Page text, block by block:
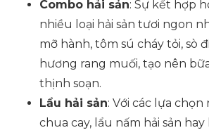
Combo hải sản: Sự kết hợp
nhiều loại hải sản tươi ngon
mỡ hành, tôm sú cháy tỏi, sò
hương rang muối, tạo nên
thịnh soạn.
Lẩu hải sản: Với các lựa
chua cay, lẩu nấm hải sản hay